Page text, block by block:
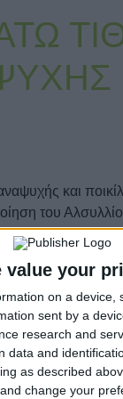
value your
on a device,
sent by a
research and
and
as described
change your
και
του
2022» του
ο